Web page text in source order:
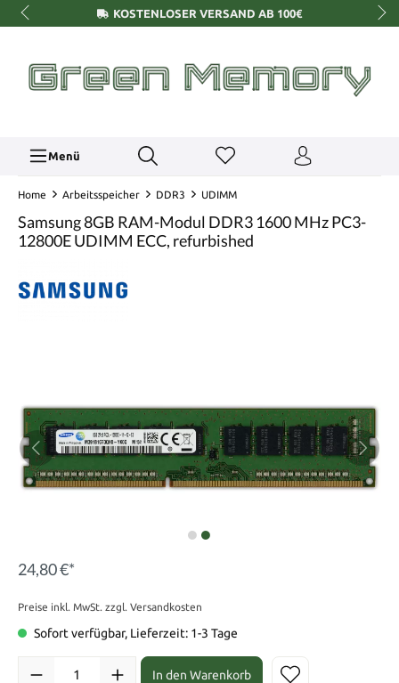
KOSTENLOSER VERSAND AB 100€
Menü
Home Arbeitsspeicher DDR3 UDIMM
Samsung 8GB RAM-Modul DDR3 1600 MHz PC3-
12800E UDIMM ECC, refurbished
24,80 €*
Preise inkl. MwSt. zzgl. Versandkosten
Sofort verfügbar, Lieferzeit: 1-3 Tage
In den Warenkorb